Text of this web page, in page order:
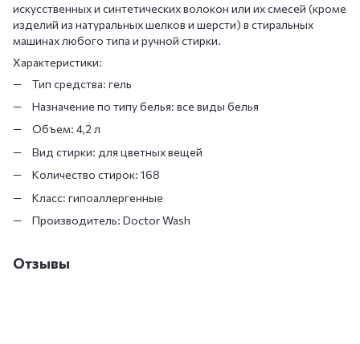
искусственных и синтетических волокон или их смесей (кроме
изделий из натуральных шелков и шерсти) в стиральных
машинах любого типа и ручной стирки.
Характеристики:
Тип средства: гель
Назначение по типу белья: все виды белья
Объем: 4,2 л
Вид стирки: для цветных вещей
Количество стирок: 168
Класс: гипоаллергенные
Производитель: Doctor Wash
Отзывы